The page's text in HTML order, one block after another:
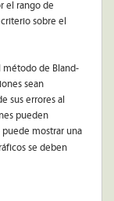
el rango de
sobre el
método de Bland-
sean
sus errores al
pueden
mostrar una
se deben